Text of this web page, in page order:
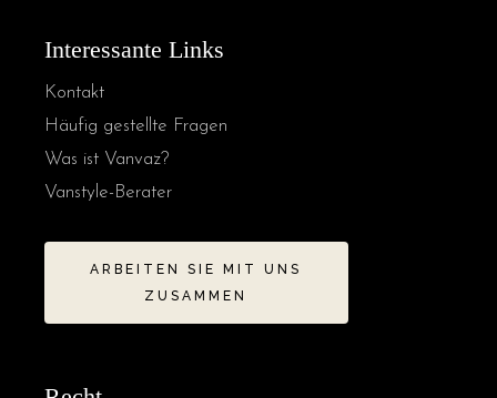
Interessante Links
Kontakt
Häufig gestellte Fragen
Was ist Vanvaz?
Vanstyle-Berater
ARBEITEN SIE MIT UNS
ZUSAMMEN